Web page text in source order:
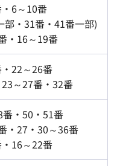
6～10番
部・31番・41番一部)
・16～19番
22～26番
～27番・32番
・50・51番
・27・30～36番
16～22番